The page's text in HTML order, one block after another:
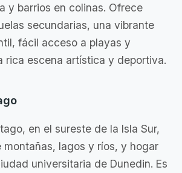
y barrios en colinas. Ofrece
secundarias, una vibrante
fácil acceso a playas y
rica escena artística y deportiva.
en el sureste de la Isla Sur,
montañas, lagos y ríos, y hogar
universitaria de Dunedin. Es